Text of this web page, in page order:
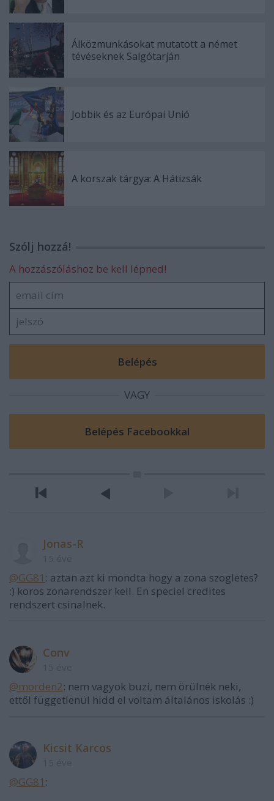
Álközmunkásokat mutatott a német
tévéseknek Salgótarján
Jobbik és az Európai Unió
A korszak tárgya: A Hátizsák
Szólj hozzá!
A hozzászóláshoz be kell lépned!
VAGY
Jonas-R
@GG81 : aztan azt ki mondta hogy a zona szogletes?
:) koros zonarendszer kell. En speciel credites
rendszert csinalnek.
Conv
@morden2: nem vagyok buzi, nem örülnék neki,
ettől függetlenül hidd el voltam általános iskolás :)
Kicsit Karcos
@GG81 :